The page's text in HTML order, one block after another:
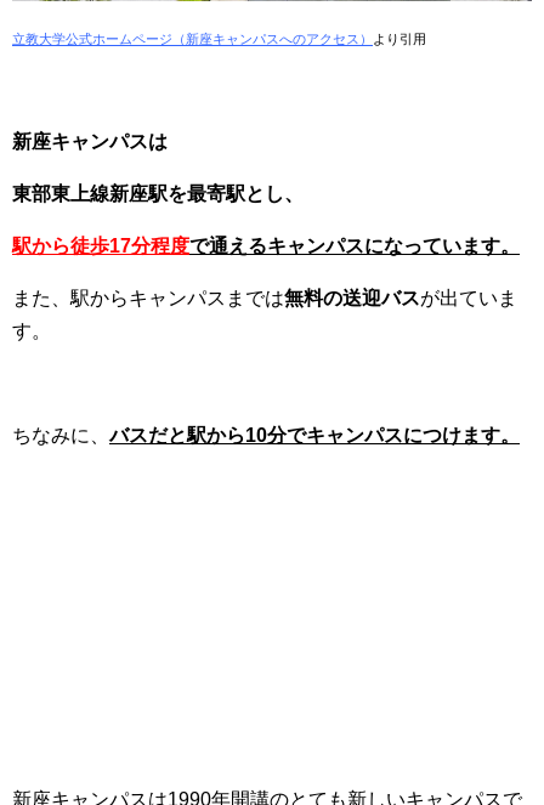
立教大学公式ホームページ（新座キャンパスへのアクセス） より引用
新座キャンパスは
東部東上線新座駅を最寄駅とし、
駅から徒歩17分程度で通えるキャンパスになっています。
また、駅からキャンパスまでは無料の送迎バスが出ていま
す。
ちなみに、バスだと駅から10分でキャンパスにつけます。
新座キャンパスは1990年開講のとても新しいキャンパスで